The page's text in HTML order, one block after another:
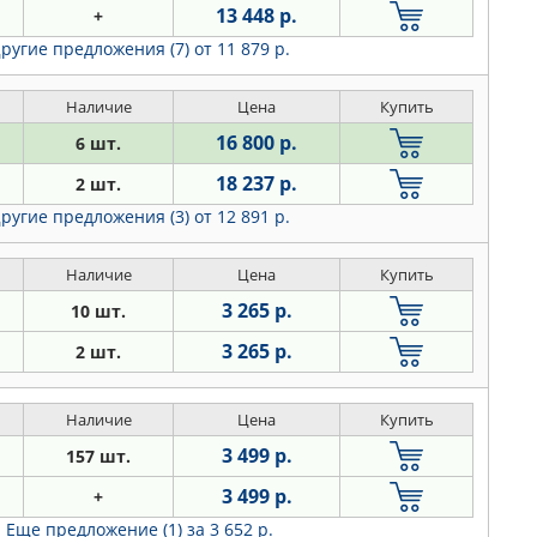
+ 13 448 р.
предложения (7) от 11 879 р.
Наличие Цена Купить
6 шт. 16 800 р.
2 шт. 18 237 р.
предложения (3) от 12 891 р.
Наличие Цена Купить
10 шт. 3 265 р.
2 шт. 3 265 р.
Наличие Цена Купить
157 шт. 3 499 р.
+ 3 499 р.
Еще предложение (1) за 3 652 р.